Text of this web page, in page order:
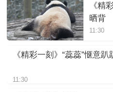
《精
晒背
11:30
《精彩一刻》“蕊蕊”惬意趴
11:30